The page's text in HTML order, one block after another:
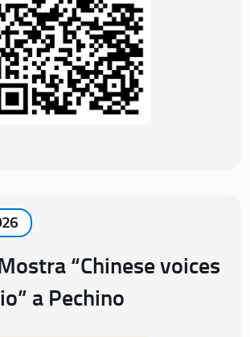
“Chinese voices
a Pechino